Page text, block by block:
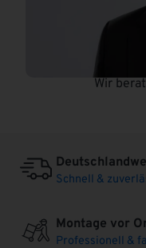
Wir
Schnell &
Montage vor
Professionell &